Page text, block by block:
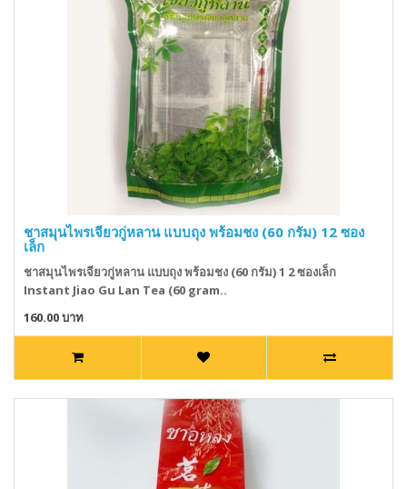
ชาสมุนไพรเจียวกู่หลาน แบบถุง พร้อมชง (60 กรัม) 12 ซอง
เล็ก
ชาสมุนไพรเจียวกู่หลาน แบบถุง พร้อมชง (60 กรัม) 1 2 ซองเล็ก
Instant Jiao Gu Lan Tea (60 gram..
160.00 บาท